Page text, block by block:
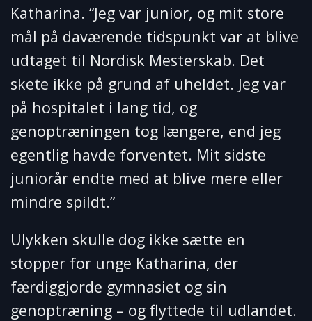
Katharina. “Jeg var junior, og mit store
mål på daværende tidspunkt var at blive
udtaget til Nordisk Mesterskab. Det
skete ikke på grund af uheldet. Jeg var
på hospitalet i lang tid, og
genoptræningen tog længere, end jeg
egentlig havde forventet. Mit sidste
juniorår endte med at blive mere eller
mindre spildt.”
Ulykken skulle dog ikke sætte en
stopper for unge Katharina, der
færdiggjorde gymnasiet og sin
genoptræning – og flyttede til udlandet.